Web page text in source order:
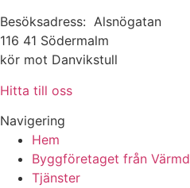
Besöksadress: Alsnögatan
116 41 Södermalm
kör mot Danvikstull
Hitta till oss
Navigering
Hem
Byggföretaget från
Tjänster